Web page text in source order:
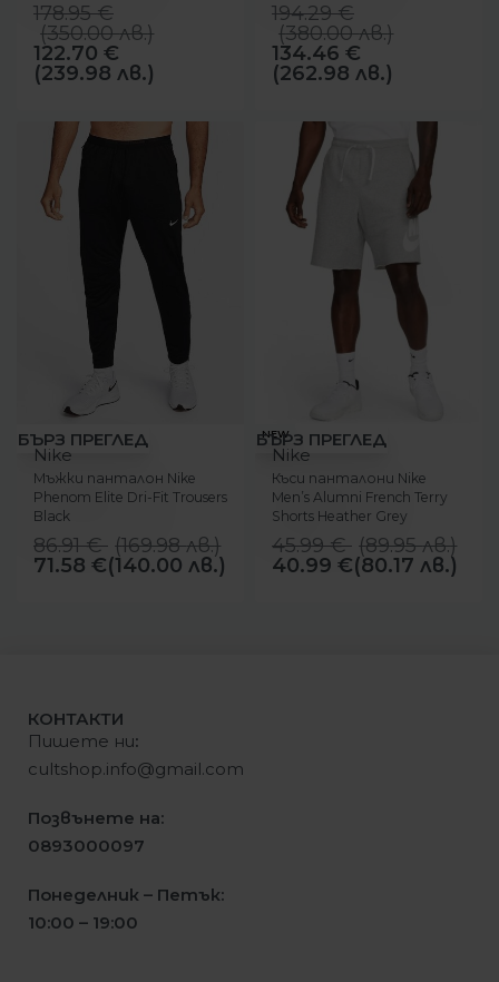
178.95€
(350.00лв.)
122.70 €
(239.98 лв.)
194.29€
(380.00лв.)
134.46 €
(262.98 лв.)
-18%
БЪРЗ ПРЕГЛЕД
Nike
Мъжки панталон Nike
Phenom Elite Dri-Fit Trousers
Black
86.91€ (169.98лв.)
71.58 €(140.00 лв.)
-11%
NEW
БЪРЗ ПРЕГЛЕД
Nike
Къси панталони Nike
Men’s Alumni French Terry
Shorts Heather Grey
45.99€ (89.95лв.)
40.99 €(80.17 лв.)
КОНТАКТИ
Пишете ни:
cultshop.info@gmail.com
Позвънете на:
0893000097
Понеделник – Петък:
10:00 – 19:00